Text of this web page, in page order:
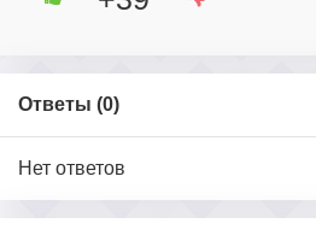
Ответы (0)
Нет ответов